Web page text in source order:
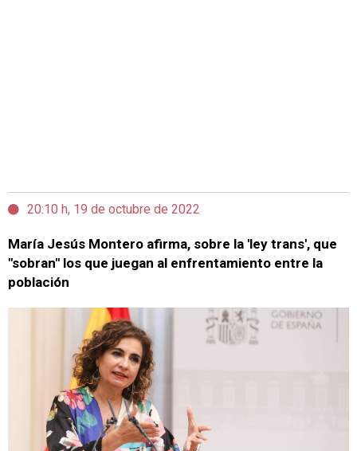
20:10 h, 19 de octubre de 2022
María Jesús Montero afirma, sobre la 'ley trans', que
"sobran" los que juegan al enfrentamiento entre la
población